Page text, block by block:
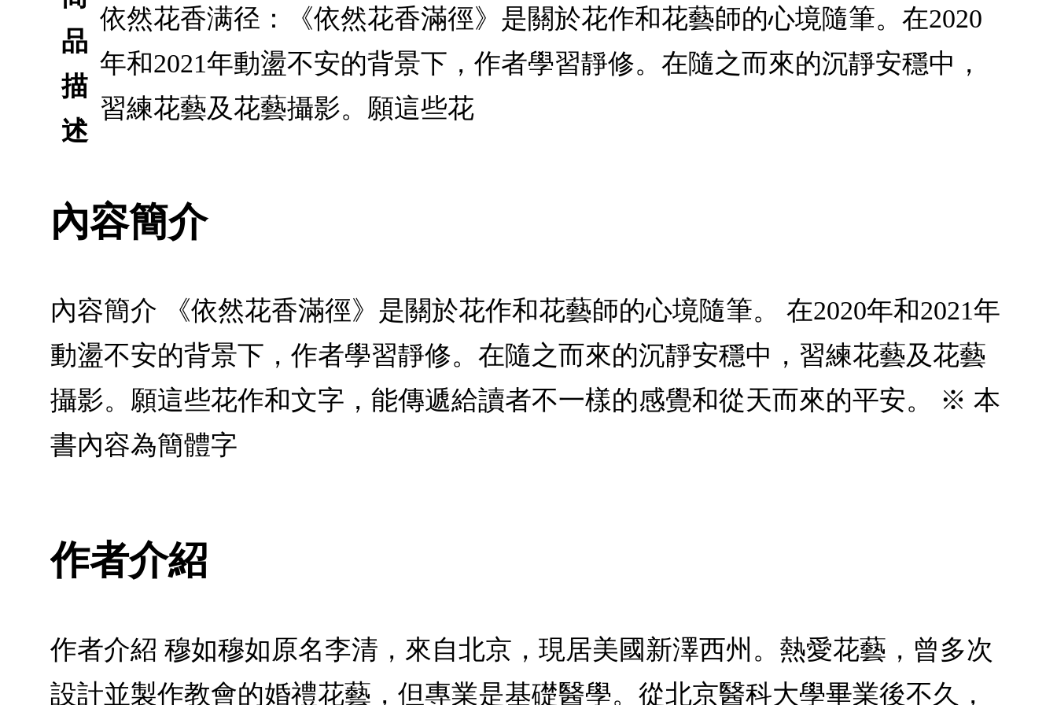
品
描
述
依然花香满径：《依然花香滿徑》是關於花作和花藝師的心境隨筆。在2020
年和2021年動盪不安的背景下，作者學習靜修。在隨之而來的沉靜安穩中，
習練花藝及花藝攝影。願這些花
內容簡介
內容簡介 《依然花香滿徑》是關於花作和花藝師的心境隨筆。 在2020年和2021年
動盪不安的背景下，作者學習靜修。在隨之而來的沉靜安穩中，習練花藝及花藝
攝影。願這些花作和文字，能傳遞給讀者不一樣的感覺和從天而來的平安。 ※ 本
書內容為簡體字
作者介紹
作者介紹 穆如穆如原名李清，來自北京，現居美國新澤西州。熱愛花藝，曾多次
設計並製作教會的婚禮花藝，但專業是基礎醫學。從北京醫科大學畢業後不久，